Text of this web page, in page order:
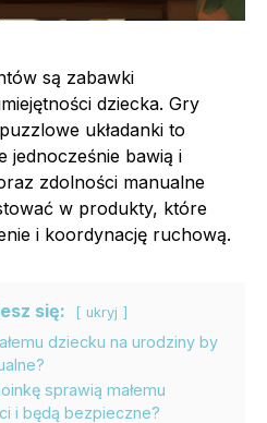
są zabawki
dziecka. Gry
układanki to
jednocześnie bawią i
zdolności manualne
w produkty, które
i koordynację ruchową.
się: ukryj
dziecku na urodziny by
sprawią małemu
i będą bezpieczne?